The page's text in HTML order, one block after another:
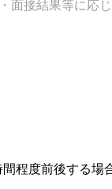
面接結果等に応
程度前後する場